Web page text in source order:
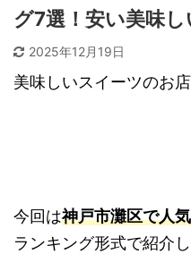
グ7選！安い美味し
2025年12月19日
美味しいスイーツのお
今回は神戸市灘区で人
ランキング形式で紹介し